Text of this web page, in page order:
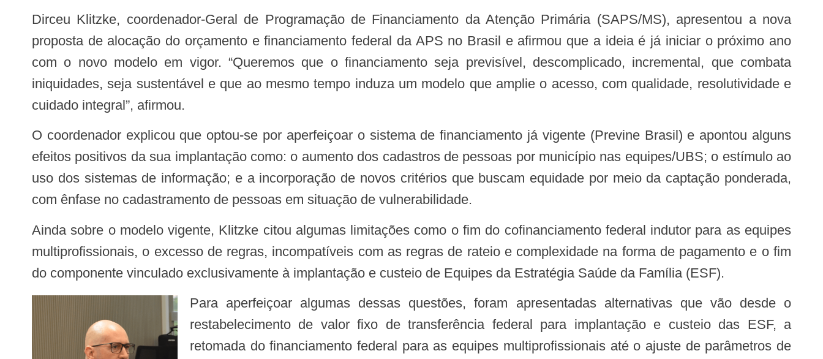
Dirceu Klitzke, coordenador-Geral de Programação de Financiamento da Atenção Primária (SAPS/MS), apresentou a nova
proposta de alocação do orçamento e financiamento federal da APS no Brasil e afirmou que a ideia é já iniciar o próximo ano
com o novo modelo em vigor. “Queremos que o financiamento seja previsível, descomplicado, incremental, que combata
iniquidades, seja sustentável e que ao mesmo tempo induza um modelo que amplie o acesso, com qualidade, resolutividade e
cuidado integral”, afirmou.
O coordenador explicou que optou-se por aperfeiçoar o sistema de financiamento já vigente (Previne Brasil) e apontou alguns
efeitos positivos da sua implantação como: o aumento dos cadastros de pessoas por município nas equipes/UBS; o estímulo ao
uso dos sistemas de informação; e a incorporação de novos critérios que buscam equidade por meio da captação ponderada,
com ênfase no cadastramento de pessoas em situação de vulnerabilidade.
Ainda sobre o modelo vigente, Klitzke citou algumas limitações como o fim do cofinanciamento federal indutor para as equipes
multiprofissionais, o excesso de regras, incompatíveis com as regras de rateio e complexidade na forma de pagamento e o fim
do componente vinculado exclusivamente à implantação e custeio de Equipes da Estratégia Saúde da Família (ESF).
Para aperfeiçoar algumas dessas questões, foram apresentadas alternativas que vão desde o
restabelecimento de valor fixo de transferência federal para implantação e custeio das ESF, a
retomada do financiamento federal para as equipes multiprofissionais até o ajuste de parâmetros de